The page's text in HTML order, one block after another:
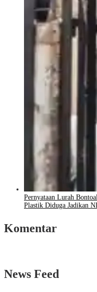
Pernyataan Lurah
Plastik Diduga Jadikan
Komentar
News Feed